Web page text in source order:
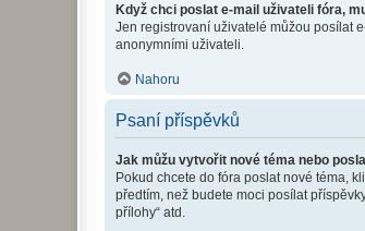
Když chci poslat e-mail uživateli fóra,
Jen registrovaní uživatelé můžou posílat
anonymními uživateli.
Nahoru
Psaní příspěvků
Jak můžu vytvořit nové téma nebo
Pokud chcete do fóra poslat nové téma,
předtím, než budete moci posílat
přílohy“ atd.